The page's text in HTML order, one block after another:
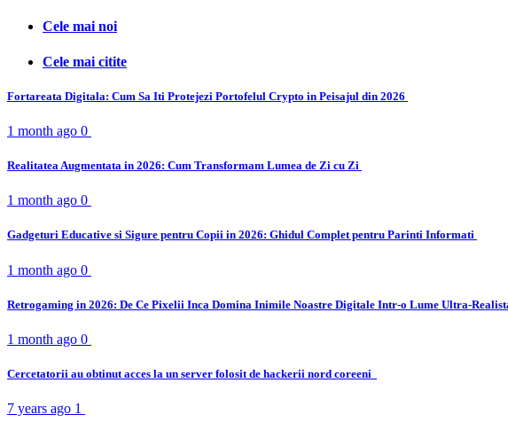
Cele mai noi
Cele mai citite
Fortareata Digitala: Cum Sa Iti Protejezi Portofelul Crypto in Peisajul din 2026
1 month ago 0
Realitatea Augmentata in 2026: Cum Transformam Lumea de Zi cu Zi
1 month ago 0
Gadgeturi Educative si Sigure pentru Copii in 2026: Ghidul Complet pentru Parinti Informati
1 month ago 0
Retrogaming in 2026: De Ce Pixelii Inca Domina Inimile Noastre Digitale Intr-o Lume Ultra-
1 month ago 0
Cercetatorii au obtinut acces la un server folosit de hackerii nord coreeni
7 years ago 1